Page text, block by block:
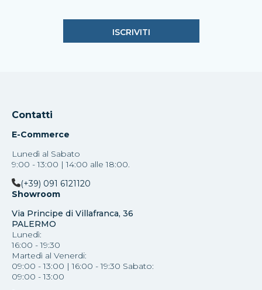
Contatti
E-Commerce
Lunedì al Sabato
9:00 - 13:00 | 14:00 alle 18:00.
(+39) 091 6121120
Showroom
Via Principe di Villafranca, 36
PALERMO
Lunedì:
16:00 - 19:30
Martedì al Venerdi:
09:00 - 13:00 | 16:00 - 19:30 Sabato:
09:00 - 13:00